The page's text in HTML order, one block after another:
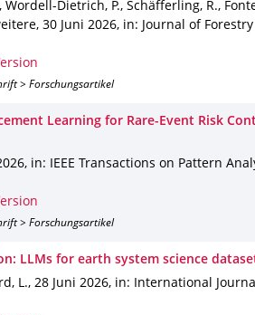
Wordell-Dietrich, P., Schäfferling, R.,
, 30 Juni 2026, in: Journal of Forestry
> Forschungsartikel
Learning for Rare-Event Risk
, in: IEEE Transactions on Pattern
> Forschungsartikel
LLMs for earth system science
L., 28 Juni 2026, in: International